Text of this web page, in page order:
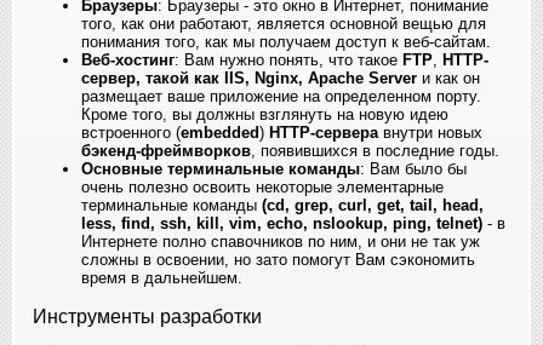
Браузеры: Браузеры - это окно в Интернет, понимание
того, как они работают, является основной вещью для
понимания того, как мы получаем доступ к веб-сайтам.
Веб-хостинг: Вам нужно понять, что такое FTP, HTTP-
сервер, такой как IIS, Nginx, Apache Server и как он
размещает ваше приложение на определенном порту.
Кроме того, вы должны взглянуть на новую идею
встроенного (embedded) HTTP-серверавнутри новых
бэкенд-фреймворков, появившихся в последние годы.
Основные терминальные команды: Вам было бы
очень полезно освоить некоторые элементарные
терминальные команды (cd, grep, curl, get, tail, head,
less, find, ssh, kill, vim, echo, nslookup, ping, telnet) - в
Интернете полно спавочников по ним, и они не так уж
сложны в освоении, но зато помогут Вам сэкономить
время в дальнейшем.
Инструменты разработки